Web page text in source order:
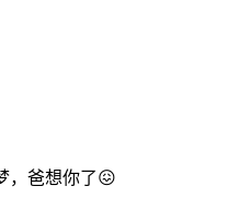
，爸想你了😖